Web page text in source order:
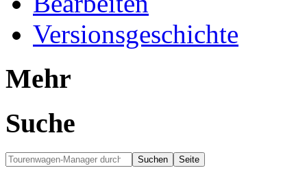
Versionsgeschichte
Mehr
Suche